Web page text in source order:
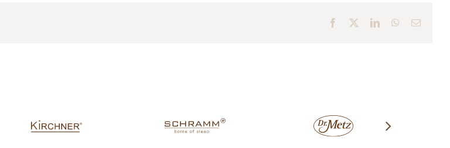
Facebook LinkedInWhatsApp
E-